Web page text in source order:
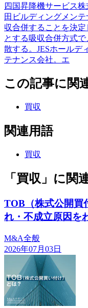
四国昇降機サービス
田ビルディングメン
収合併することを決
とする吸収合併方式
散する。JESホールデ
テナンス会社。エ
この記事に関
買収
関連用語
買収
「買収」に関
TOB（株式公開買
れ・不成立原因を
M&A全般
2026年07月03日